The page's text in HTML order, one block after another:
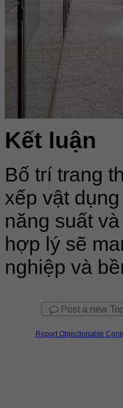
Kết luận
Bố trí trang
xếp vật
năng suất
hợp lý sẽ
nghiệp và
Post a new
Report Objectionable